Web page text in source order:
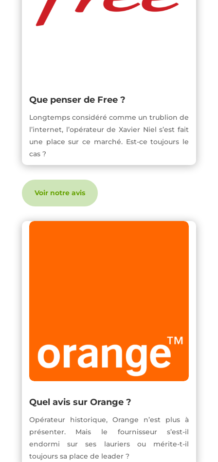
Que penser de Free ?
Longtemps considéré comme un trublion de
l’internet, l’opérateur de Xavier Niel s’est fait
une place sur ce marché. Est-ce toujours le
cas ?
Voir notre avis
Quel avis sur Orange ?
Opérateur historique, Orange n’est plus à
présenter. Mais le fournisseur s’est-il
endormi sur ses lauriers ou mérite-t-il
toujours sa place de leader ?